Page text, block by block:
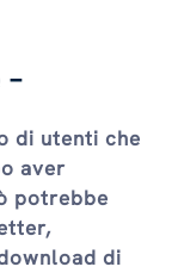
di utenti che
aver
potrebbe
di